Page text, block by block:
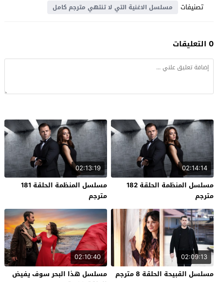
تصنيفات مسلسل الاغنية التي لا تنتهي مترجم كامل
0 التعليقات
02:14:14
مسلسل المنظمة الحلقة 182
مترجم
02:13:19
مسلسل المنظمة الحلقة 181
مترجم
02:09:13
مسلسل القبيحة الحلقة 8 مترجم
02:10:40
مسلسل هذا البحر سوف يفيض